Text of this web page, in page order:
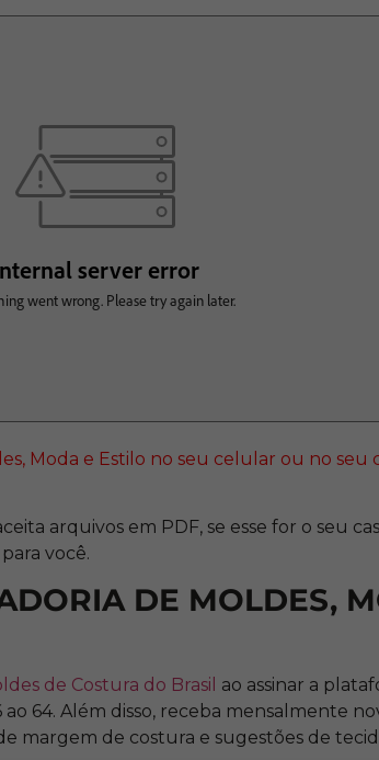
Moda e Estilo no seu celular ou no
arquivos em PDF, se esse for o seu
você.
DE MOLDES,
de Costura do Brasil ao assinar a
64. Além disso, receba mensalmente
margem de costura e sugestões de